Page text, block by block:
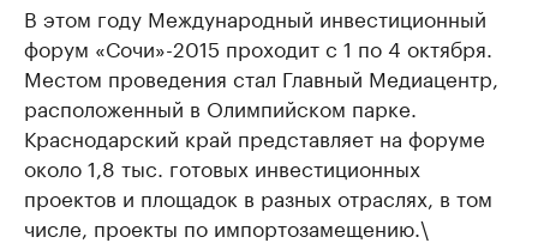
В этом году Международный инвестиционный
форум «Сочи»-2015 проходит с 1 по 4 октября.
Местом проведения стал Главный Медиацентр,
расположенный в Олимпийском парке.
Краснодарский край представляет на форуме
около 1,8 тыс. готовых инвестиционных
проектов и площадок в разных отраслях, в том
числе, проекты по импортозамещению.\